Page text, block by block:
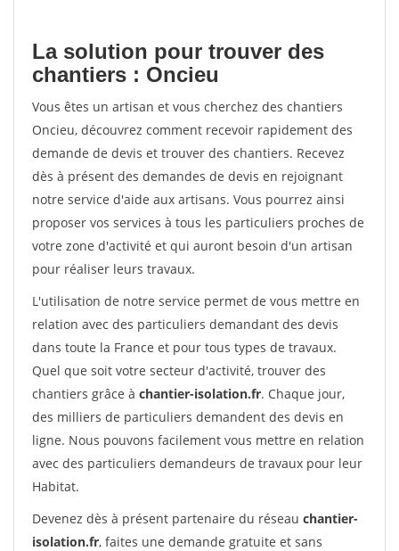
La solution pour trouver des
chantiers : Oncieu
Vous êtes un artisan et vous cherchez des chantiers
Oncieu, découvrez comment recevoir rapidement des
demande de devis et trouver des chantiers. Recevez
dès à présent des demandes de devis en rejoignant
notre service d'aide aux artisans. Vous pourrez ainsi
proposer vos services à tous les particuliers proches de
votre zone d'activité et qui auront besoin d'un artisan
pour réaliser leurs travaux.
L'utilisation de notre service permet de vous mettre en
relation avec des particuliers demandant des devis
dans toute la France et pour tous types de travaux.
Quel que soit votre secteur d'activité, trouver des
chantiers grâce à chantier-isolation.fr. Chaque jour,
des milliers de particuliers demandent des devis en
ligne. Nous pouvons facilement vous mettre en relation
avec des particuliers demandeurs de travaux pour leur
Habitat.
Devenez dès à présent partenaire du réseau chantier-
isolation.fr, faites une demande gratuite et sans